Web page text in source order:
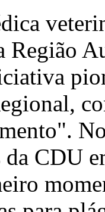
Região
CDU